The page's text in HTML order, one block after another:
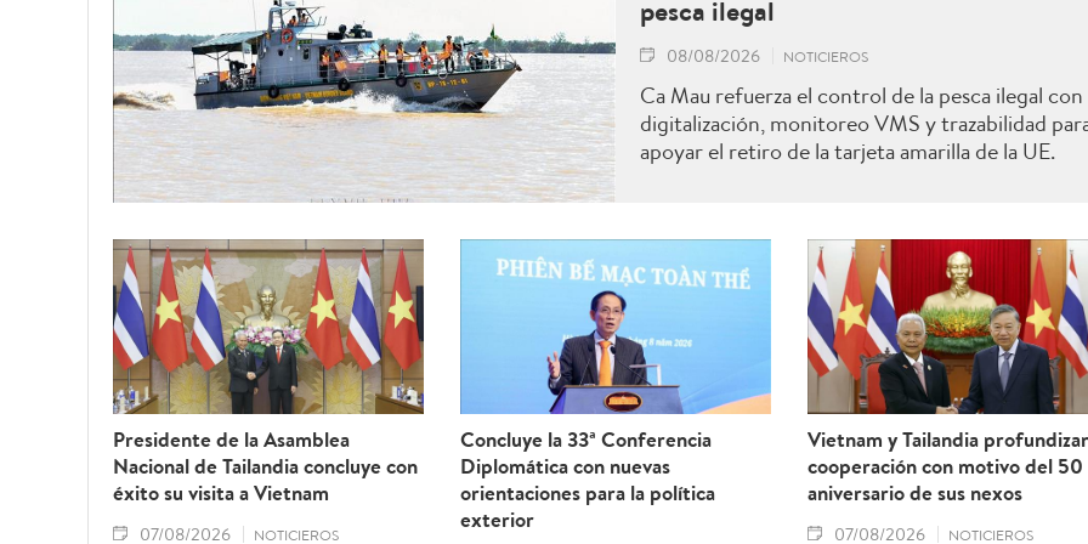
pesca ilegal
08/08/2026 NOTICIEROS
Ca Mau refuerza el control de la pesca ilegal con
digitalización, monitoreo VMS y trazabilidad
apoyar el retiro de la tarjeta amarilla de la UE.
Presidente de la Asamblea
Nacional de Tailandia concluye con
éxito su visita a Vietnam
07/08/2026 NOTICIEROS
Concluye la 33ª Conferencia
Diplomática con nuevas
orientaciones para la política
exterior
Vietnam y Tailandia
cooperación con motivo del 50
aniversario de sus nexos
07/08/2026 NOTICIEROS